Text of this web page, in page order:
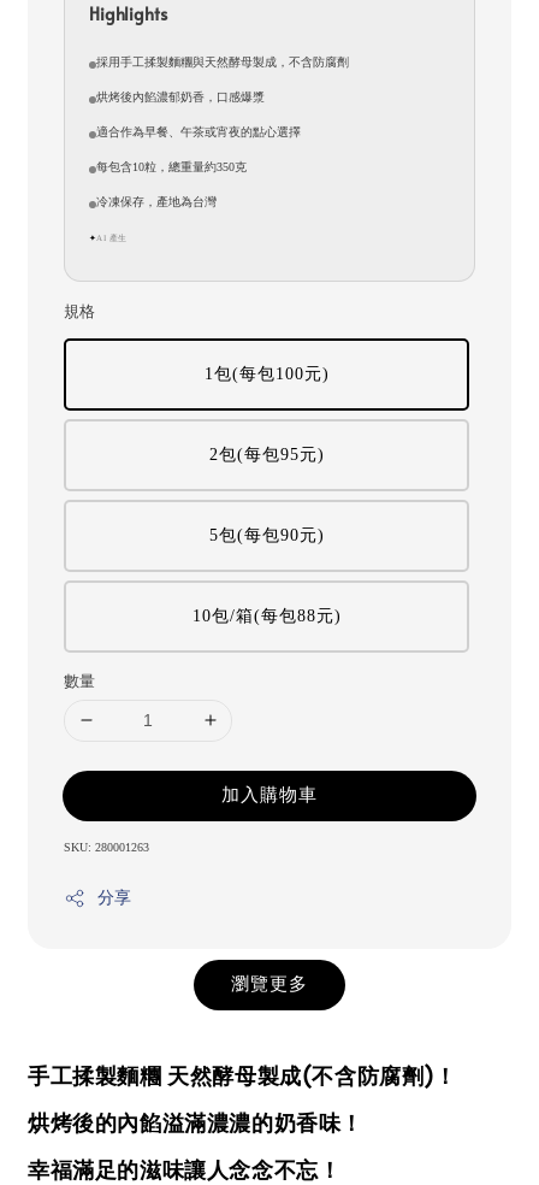
Highlights
採用手工揉製麵糰與天然酵母製成，不含防腐劑
烘烤後內餡濃郁奶香，口感爆漿
適合作為早餐、午茶或宵夜的點心選擇
每包含10粒，總重量約350克
冷凍保存，產地為台灣
✦AI 產生
規格
1包(每包100元)
2包(每包95元)
5包(每包90元)
10包/箱(每包88元)
數量
加入購物車
SKU: 280001263
分享
瀏覽更多
手工揉製麵糰 天然酵母製成(不含防腐劑)！
烘烤後的內餡溢滿濃濃的奶香味！
幸福滿足的滋味讓人念念不忘！